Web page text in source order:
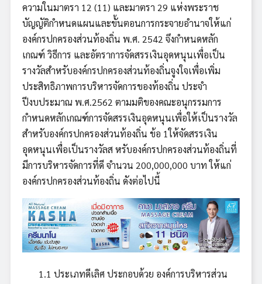
ความในมาตรา 12 (11) และมาตรา 29 แห่งพระราช
บัญญัติกำหนดแผนและขั้นตอนการกระจายอำนาจให้แก่
องค์กรปกครองส่วนท้องถิ่น พ.ศ. 2542 จึงกำหนดหลัก
เกณฑ์ วิธีการ และอัตราการจัดสรรเงินอุดหนุนเพื่อเป็น
รางวัลสำหรับองค์กรปกครองส่วนท้องถิ่นจูงใจเพื่อเพิ่ม
ประสิทธิภาพการบริหารจัดการของท้องถิ่น ประจำ
ปีงบประมาณ พ.ศ.2562 ตามมติของคณะอนุกรรมการ
กำหนดหลักเกณฑ์การจัดสรรเงินอุดหนุนเพื่อให้เป็นรางวัล
สำหรับองค์กรปกครองส่วนท้องถิ่น ข้อ 1ให้จัดสรรเงิน
อุดหนุนเพื่อเป็นรางวัลส หรับองค์กรปกครองส่วนท้องถิ่นที่
มีการบริหารจัดการที่ดี จำนวน 200,000,000 บาท ให้แก่
องค์กรปกครองส่วนท้องถิ่น ดังต่อไปนี้
1.1 ประเภทดีเลิศ ประกอบด้วย องค์การบริหารส่วน